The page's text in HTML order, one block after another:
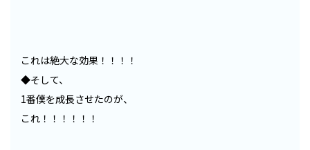
これは絶大な効果！！！！
◆そして、
1番僕を成長させたのが、
これ！！！！！！